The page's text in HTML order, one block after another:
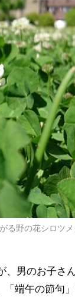
る野の花シロツメ
、男のお子さ
端午の節句」